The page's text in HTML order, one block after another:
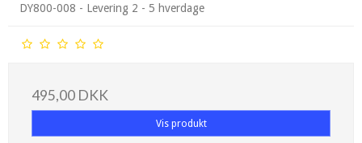
DY800-008 - Levering 2 - 5 hverdage
495,00 DKK
Vis produkt